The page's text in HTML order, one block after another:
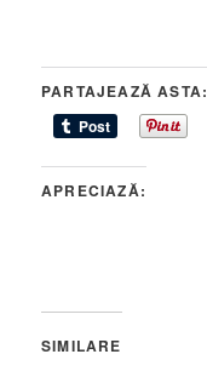
PARTAJEAZĂ ASTA:
APRECIAZĂ:
SIMILARE